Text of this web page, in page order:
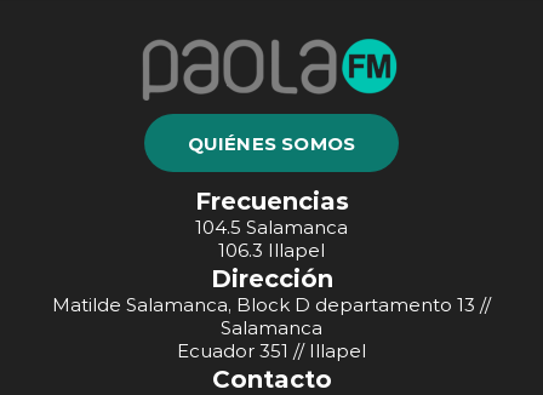
QUIÉNES SOMOS
Frecuencias
104.5 Salamanca
106.3 Illapel
Dirección
Matilde Salamanca, Block D departamento 13 //
Salamanca
Ecuador 351 // Illapel
Contacto